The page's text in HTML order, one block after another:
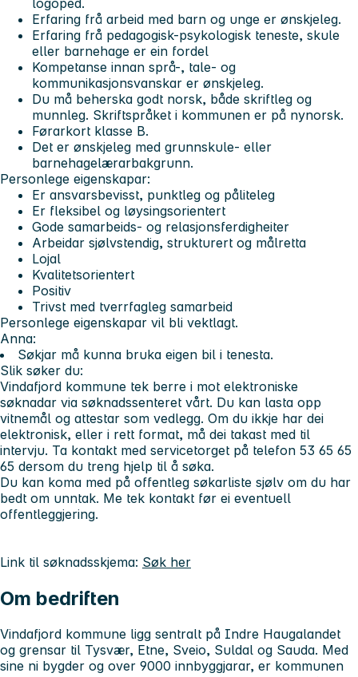
Erfaring frå arbeid med barn og unge er ønskjeleg.
Erfaring frå pedagogisk-psykologisk teneste, skule
eller barnehage er ein fordel
Kompetanse innan språ-, tale- og
kommunikasjonsvanskar er ønskjeleg.
Du må beherska godt norsk, både skriftleg og
munnleg. Skriftspråket i kommunen er på nynorsk.
Førarkort klasse B.
Det er ønskjeleg med grunnskule- eller
barnehagelærarbakgrunn.
Personlege eigenskapar:
Er ansvarsbevisst, punktleg og påliteleg
Er fleksibel og løysingsorientert
Gode samarbeids- og relasjonsferdigheiter
Arbeidar sjølvstendig, strukturert og målretta
Lojal
Kvalitetsorientert
Positiv
Trivst med tverrfagleg samarbeid
Personlege eigenskapar vil bli vektlagt.
Anna:
Søkjar må kunna bruka eigen bil i tenesta.
Slik søker du:
Vindafjord kommune tek berre i mot elektroniske
søknadar via søknadssenteret vårt. Du kan lasta opp
vitnemål og attestar som vedlegg. Om du ikkje har dei
elektronisk, eller i rett format, må dei takast med til
intervju. Ta kontakt med servicetorget på telefon 53 65 65
65 dersom du treng hjelp til å søka.
Du kan koma med på offentleg søkarliste sjølv om du har
bedt om unntak. Me tek kontakt før ei eventuell
offentleggjering.
Link til søknadsskjema: Søk her
Om bedriften
Vindafjord kommune ligg sentralt på Indre Haugalandet
og grensar til Tysvær, Etne, Sveio, Suldal og Sauda. Med
sine ni bygder og over 9000 innbyggjarar, er kommunen